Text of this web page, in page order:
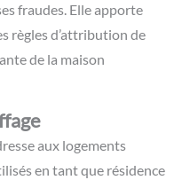
fraudes. Elle apporte
règles d’attribution de
de la maison
aux logements
en tant que résidence